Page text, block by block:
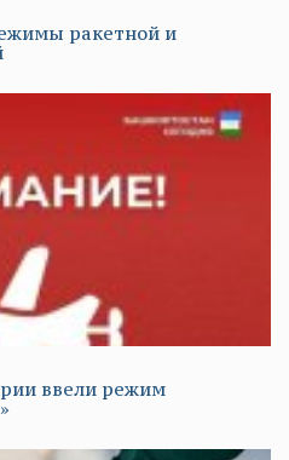
ракетной и
ввели режим